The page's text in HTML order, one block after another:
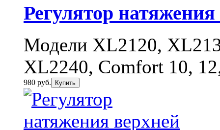
Регулятор
Модели XL2120,
XL2240, Comfort 10,
980 руб. Купить